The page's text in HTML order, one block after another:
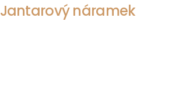
Jantarový náramek